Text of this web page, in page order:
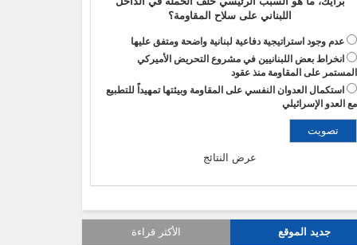
اللبناني على سلاح المقاومة؟
عدم وجود استراتيجية دفاعية لبنانية واضحة ومتفق عليها
انخراط بعض اللبنانيين في مشروع التحريض الأميركي
المستمر على المقاومة منذ عقود
استكمال العدوان النفسي على المقاومة وبيئتها تمهيداً للتطبيع
مع العدو الإسرائيلي
عرض النتائج
جديد الموقع الأكثر قراءة